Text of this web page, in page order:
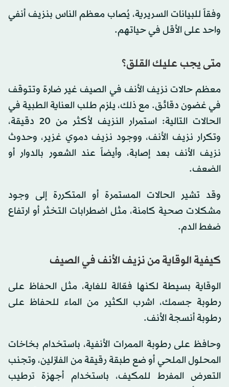
وفقاً للبيانات السريرية، يُصاب معظم الناس بنزيف أنفي
واحد على الأقل في حياتهم.
متى يجب عليك القلق؟
معظم حالات نزيف الأنف في الصيف غير ضارة وتتوقف
في غضون دقائق. مع ذلك، يلزم طلب العناية الطبية في
الحالات التالية: استمرار النزيف لأكثر من 20 دقيقة،
وتكرار نزيف الأنف، ووجود نزيف دموي غزير، وحدوث
نزيف الأنف بعد إصابة، وأيضاً عند الشعور بالدوار أو
الضعف.
وقد تشير الحالات المستمرة أو المتكررة إلى وجود
مشكلات صحية كامنة، مثل اضطرابات التخثر أو ارتفاع
ضغط الدم.
كيفية الوقاية من نزيف الأنف في الصيف
الوقاية بسيطة لكنها فعّالة للغاية، مثل الحفاظ على
رطوبة جسمك، اشرب الكثير من الماء للحفاظ على
رطوبة أنسجة الأنف.
وحافظ على رطوبة الممرات الأنفية، باستخدام بخاخات
المحلول الملحي أو ضع طبقة رقيقة من الفازلين، وتجنب
التعرض المفرط للمكيف، باستخدام أجهزة ترطيب